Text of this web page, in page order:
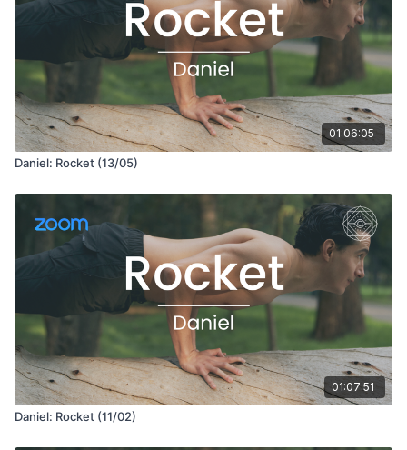
01:06:05
Daniel: Rocket (13/05)
01:07:51
Daniel: Rocket (11/02)